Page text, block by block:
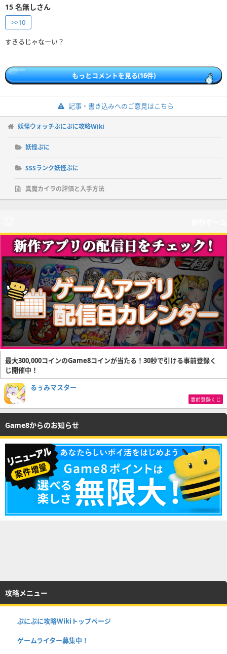
15 名無しさん
>>10
すきるじゃなーい？
もっとコメントを見る(16件)
記事・書き込みへのご意見はこちら
妖怪ウォッチぷにぷに攻略Wiki
妖怪ぷに
SSSランク妖怪ぷに
真魔カイラの評価と入手方法
最大300,000コインのGame8コインが当たる！30秒で引ける事前登録く
じ開催中！
るぅみマスター
事前登録くじ
Game8からのお知らせ
攻略メニュー
ぷにぷに攻略Wikiトップページ
ゲームライター募集中！